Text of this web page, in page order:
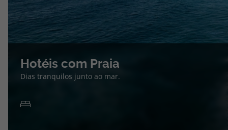
Hotéis com Praia
Dias tranquilos junto ao mar.